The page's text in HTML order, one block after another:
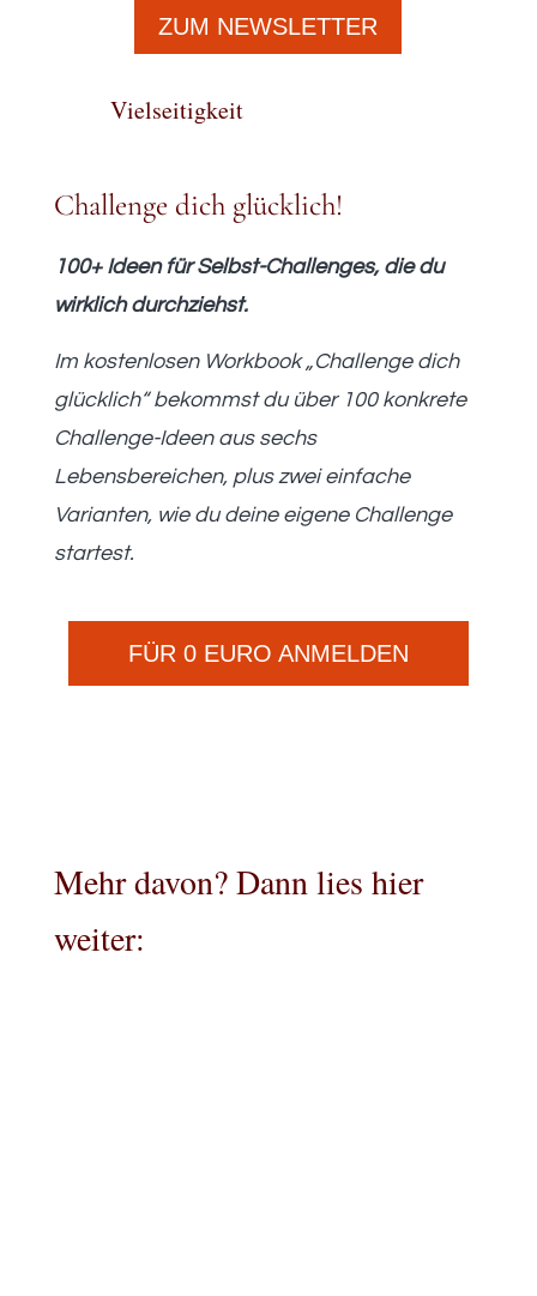
ZUM NEWSLETTER
Vielseitigkeit
Challenge dich glücklich!
100+ Ideen für Selbst-Challenges, die du
wirklich durchziehst.
Im kostenlosen Workbook „Challenge dich
glücklich“ bekommst du über 100 konkrete
Challenge-Ideen aus sechs
Lebensbereichen, plus zwei einfache
Varianten, wie du deine eigene Challenge
startest.
FÜR 0 EURO ANMELDEN
Mehr davon? Dann lies hier
weiter: